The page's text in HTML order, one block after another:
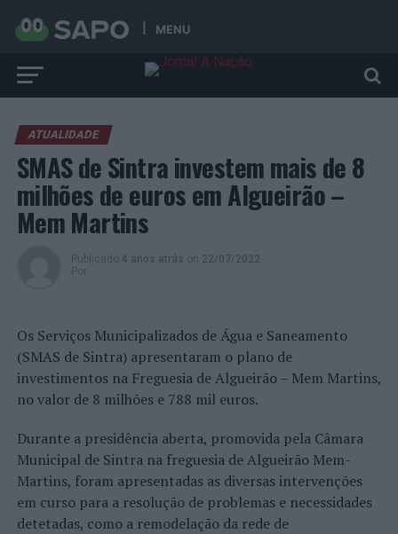
MENU
ATUALIDADE
SMAS de Sintra investem mais de 8
milhões de euros em Algueirão –
Mem Martins
Publicado 4 anos atrás on 22/07/2022
Por
Os Serviços Municipalizados de Água e Saneamento
(SMAS de Sintra) apresentaram o plano de
investimentos na Freguesia de Algueirão – Mem Martins,
no valor de 8 milhões e 788 mil euros.
Durante a presidência aberta, promovida pela Câmara
Municipal de Sintra na freguesia de Algueirão Mem-
Martins, foram apresentadas as diversas intervenções
em curso para a resolução de problemas e necessidades
detetadas, como a remodelação da rede de